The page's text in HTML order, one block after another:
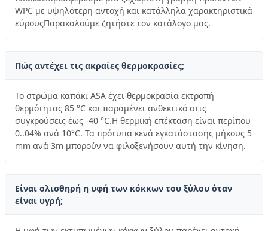
WPC με υψηλότερη αντοχή και κατάλληλα χαρακτηριστικά
εύρουςΠαρακαλούμε ζητήστε τον κατάλογο μας.
Πώς αντέχει τις ακραίες θερμοκρασίες;
Το στρώμα καπάκι ASA έχει θερμοκρασία εκτροπή
θερμότητας 85 °C και παραμένει ανθεκτικό στις
συγκρούσεις έως -40 °C.Η θερμική επέκταση είναι περίπου
0..04% ανά 10°C. Τα πρότυπα κενά εγκατάστασης μήκους 5
mm ανά 3m μπορούν να φιλοξενήσουν αυτή την κίνηση.
Είναι ολισθηρή η υφή των κόκκων του ξύλου όταν
είναι υγρή;